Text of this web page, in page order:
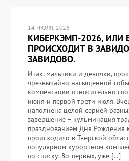
14 ИЮЛЯ, 2026
КИБЕРКЭМП-2026, ИЛИ
ПРОИСХОДИТ В
ЗАВИДОВО.
Итак, мальчики и девочки,
чрезвычайно насыщенной
компенсации относительно
июня и первой трети июля.
наполнена целой серией
завершение – кульминация
празднованием Дня Рождения
происходило в Тверской
популярном курортном
по списку. Во-первых, уже […]